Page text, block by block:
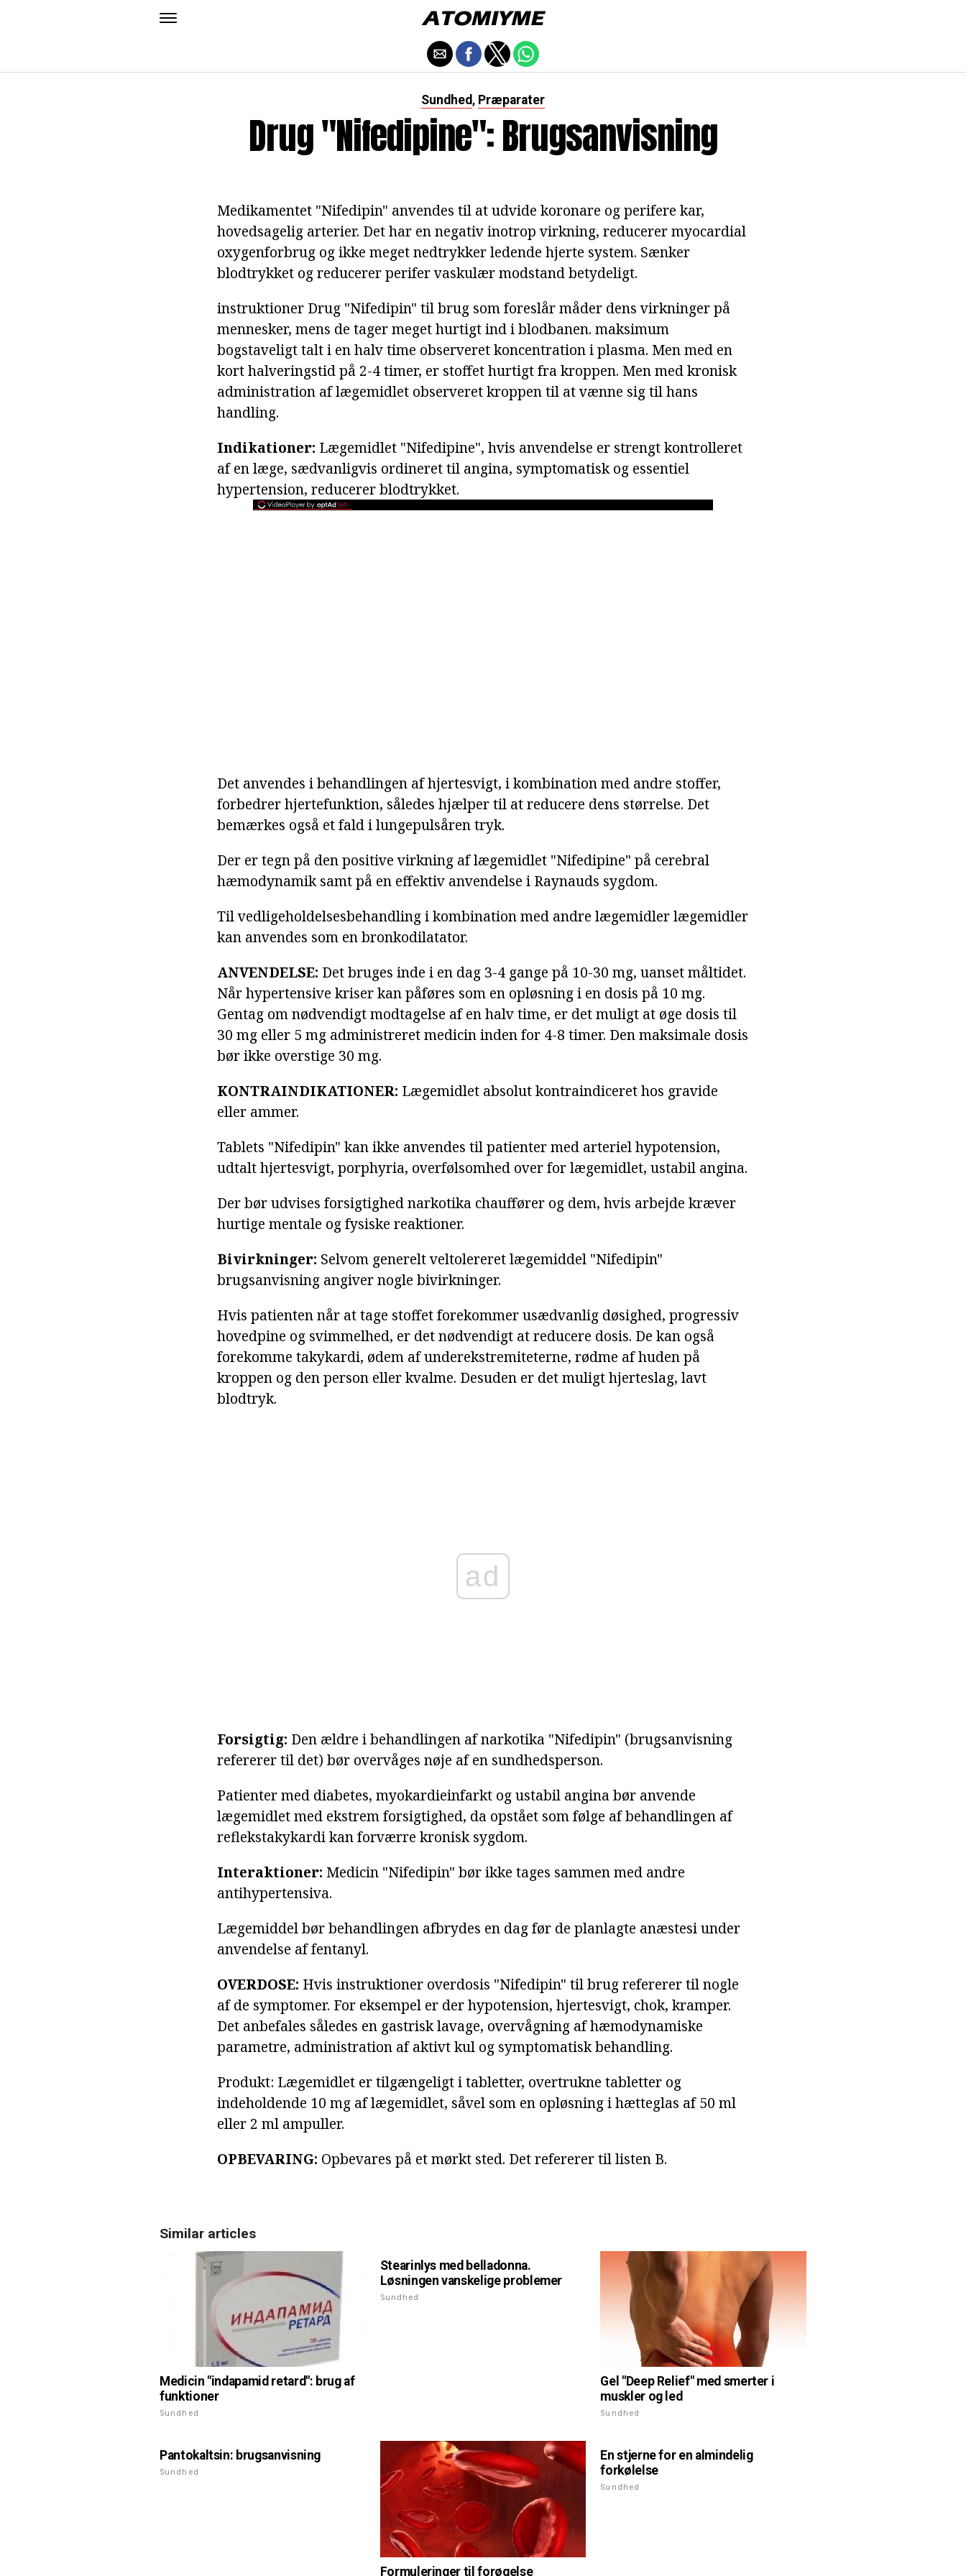
Sundhed, Præparater
Drug "Nifedipine": Brugsanvisning
Medikamentet "Nifedipin" anvendes til at udvide koronare og perifere kar,
hovedsagelig arterier. Det har en negativ inotrop virkning, reducerer myocardial
oxygenforbrug og ikke meget nedtrykker ledende hjerte system. Sænker
blodtrykket og reducerer perifer vaskulær modstand betydeligt.
instruktioner Drug "Nifedipin" til brug som foreslår måder dens virkninger på
mennesker, mens de tager meget hurtigt ind i blodbanen. maksimum
bogstaveligt talt i en halv time observeret koncentration i plasma. Men med en
kort halveringstid på 2-4 timer, er stoffet hurtigt fra kroppen. Men med kronisk
administration af lægemidlet observeret kroppen til at vænne sig til hans
handling.
Indikationer: Lægemidlet "Nifedipine", hvis anvendelse er strengt kontrolleret
af en læge, sædvanligvis ordineret til angina, symptomatisk og essentiel
hypertension, reducerer blodtrykket.
Det anvendes i behandlingen af hjertesvigt, i kombination med andre stoffer,
forbedrer hjertefunktion, således hjælper til at reducere dens størrelse. Det
bemærkes også et fald i lungepulsåren tryk.
Der er tegn på den positive virkning af lægemidlet "Nifedipine" på cerebral
hæmodynamik samt på en effektiv anvendelse i Raynauds sygdom.
Til vedligeholdelsesbehandling i kombination med andre lægemidler lægemidler
kan anvendes som en bronkodilatator.
ANVENDELSE: Det bruges inde i en dag 3-4 gange på 10-30 mg, uanset måltidet.
Når hypertensive kriser kan påføres som en opløsning i en dosis på 10 mg.
Gentag om nødvendigt modtagelse af en halv time, er det muligt at øge dosis til
30 mg eller 5 mg administreret medicin inden for 4-8 timer. Den maksimale dosis
bør ikke overstige 30 mg.
KONTRAINDIKATIONER: Lægemidlet absolut kontraindiceret hos gravide
eller ammer.
Tablets "Nifedipin" kan ikke anvendes til patienter med arteriel hypotension,
udtalt hjertesvigt, porphyria, overfølsomhed over for lægemidlet, ustabil angina.
Der bør udvises forsigtighed narkotika chauffører og dem, hvis arbejde kræver
hurtige mentale og fysiske reaktioner.
Bivirkninger: Selvom generelt veltolereret lægemiddel "Nifedipin"
brugsanvisning angiver nogle bivirkninger.
Hvis patienten når at tage stoffet forekommer usædvanlig døsighed, progressiv
hovedpine og svimmelhed, er det nødvendigt at reducere dosis. De kan også
forekomme takykardi, ødem af underekstremiteterne, rødme af huden på
kroppen og den person eller kvalme. Desuden er det muligt hjerteslag, lavt
blodtryk.
ad
Forsigtig: Den ældre i behandlingen af narkotika "Nifedipin" (brugsanvisning
refererer til det) bør overvåges nøje af en sundhedsperson.
Patienter med diabetes, myokardieinfarkt og ustabil angina bør anvende
lægemidlet med ekstrem forsigtighed, da opstået som følge af behandlingen af
reflekstakykardi kan forværre kronisk sygdom.
Interaktioner: Medicin "Nifedipin" bør ikke tages sammen med andre
antihypertensiva.
Lægemiddel bør behandlingen afbrydes en dag før de planlagte anæstesi under
anvendelse af fentanyl.
OVERDOSE: Hvis instruktioner overdosis "Nifedipin" til brug refererer til nogle
af de symptomer. For eksempel er der hypotension, hjertesvigt, chok, kramper.
Det anbefales således en gastrisk lavage, overvågning af hæmodynamiske
parametre, administration af aktivt kul og symptomatisk behandling.
Produkt: Lægemidlet er tilgængeligt i tabletter, overtrukne tabletter og
indeholdende 10 mg af lægemidlet, såvel som en opløsning i hætteglas af 50 ml
eller 2 ml ampuller.
OPBEVARING: Opbevares på et mørkt sted. Det refererer til listen B.
Similar articles
Medicin "indapamid retard": brug af
funktioner
Sundhed
Stearinlys med belladonna.
Løsningen vanskelige problemer
Sundhed
Gel "Deep Relief" med smerter i
muskler og led
Sundhed
Pantokaltsin: brugsanvisning
Sundhed
Formuleringer til forøgelse
En stjerne for en almindelig
forkølelse
Sundhed